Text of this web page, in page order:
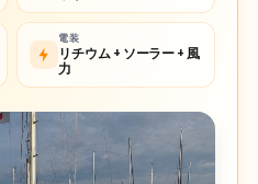
電装
リチウム + ソーラー + 風
力